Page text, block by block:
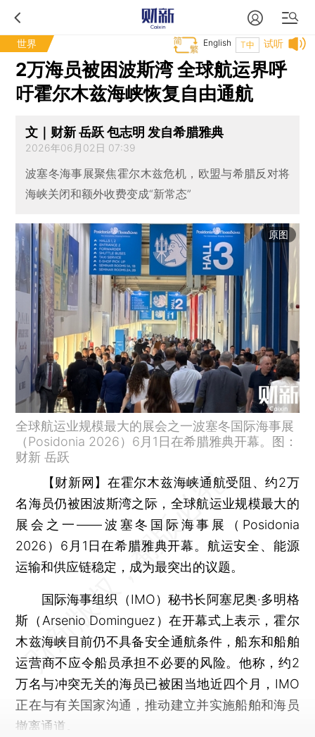
世界 试听
T中
English
2万海员被困波斯湾 全球航运界呼
吁霍尔木兹海峡恢复自由通航
文｜财新 岳跃 包志明 发自希腊雅典
2026年06月02日 07:39
波塞冬海事展聚焦霍尔木兹危机，欧盟与希腊反对将
海峡关闭和额外收费变成“新常态”
原图
全球航运业规模最大的展会之一波塞冬国际海事展
（Posidonia 2026）6月1日在希腊雅典开幕。图：
财新 岳跃
【财新网】在霍尔木兹海峡通航受阻、约2万
名海员仍被困波斯湾之际，全球航运业规模最大的
展会之一——波塞冬国际海事展（Posidonia
2026）6月1日在希腊雅典开幕。航运安全、能源
运输和供应链稳定，成为最突出的议题。
国际海事组织（IMO）秘书长阿塞尼奥·多明格
斯（Arsenio Dominguez）在开幕式上表示，霍尔
木兹海峡目前仍不具备安全通航条件，船东和船舶
运营商不应令船员承担不必要的风险。他称，约2
万名与冲突无关的海员已被困当地近四个月，IMO
正在与有关国家沟通，推动建立并实施船舶和海员
撤离通道。